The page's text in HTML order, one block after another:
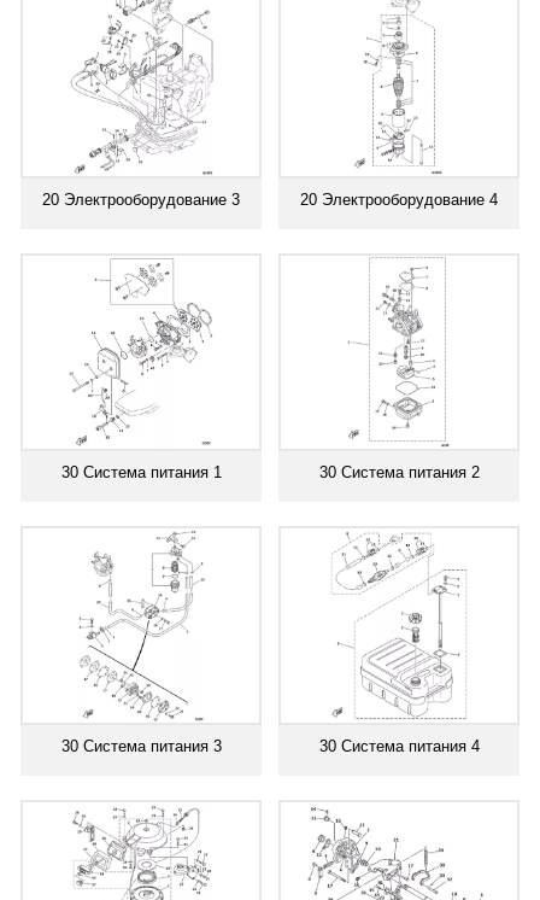
20 Электрооборудование 3 20 Электрооборудование 4
30 Система питания 1 30 Система питания 2
30 Система питания 3 30 Система питания 4